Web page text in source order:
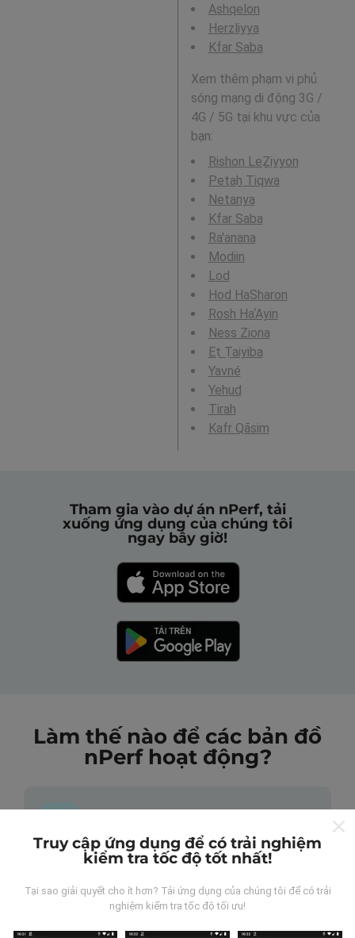
Ashqelon
Herzliyya
Kfar Saba
Xem thêm phạm vi phủ
sóng mạng di động 3G /
4G / 5G tại khu vực của
bạn:
Rishon LeẔiyyon
Petaẖ Tiqwa
Netanya
Kfar Saba
Ra'anana
Modiin
Lod
Hod HaSharon
Rosh Ha‘Ayin
Ness Ziona
Eṭ Ṭaiyiba
Yavné
Yehud
Tirah
Kafr Qāsim
Tham gia vào dự án nPerf, tải
xuống ứng dụng của chúng tôi
ngay bây giờ!
Làm thế nào để các bản đồ
nPerf hoạt động?
Những dữ liệu này đến từ đâu?
Dữ liệu được thu thập từ các lần đo được thực hiện
Truy cập ứng dụng để có trải nghiệm
kiểm tra tốc độ tốt nhất!
Tại sao giải quyết cho ít hơn? Tải ứng dụng của chúng tôi để có trải
nghiệm kiểm tra tốc độ tối ưu!